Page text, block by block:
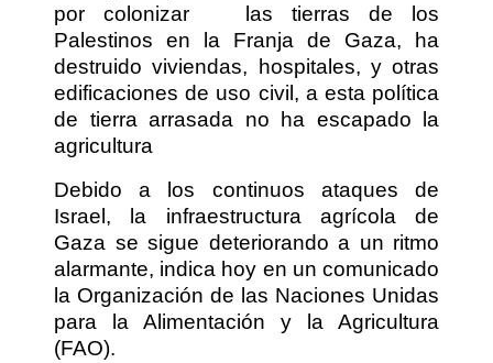
por colonizar
las tierras de los
Palestinos en la Franja de Gaza, ha
destruido viviendas, hospitales, y otras
edificaciones de uso civil, a esta política
de tierra arrasada no ha escapado la
agricultura
Debido a los continuos ataques de
Israel, la infraestructura agrícola de
Gaza se sigue deteriorando a un ritmo
alarmante, indica hoy en un comunicado
la Organización de las Naciones Unidas
para la Alimentación y la Agricultura
(FAO).